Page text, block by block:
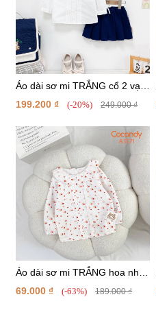
Áo dài sơ mi TRẮNG cổ 2 vạt
xếp ly
199.200 ₫ (-20%) 249.000 ₫
Áo dài sơ mi TRẮNG hoa nhí
ĐỎ CAM
69.000 ₫ (-63%) 189.000 ₫